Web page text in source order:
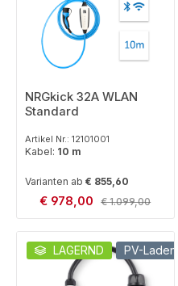
NRGkick 32A WLAN
Standard
Artikel Nr.: 12101001
Kabel: 10 m
Varianten ab € 855,60
Verkaufspreis:
€ 978,00 Regulärer Preis:
€ 1.099,00
LAGERND PV-Laden